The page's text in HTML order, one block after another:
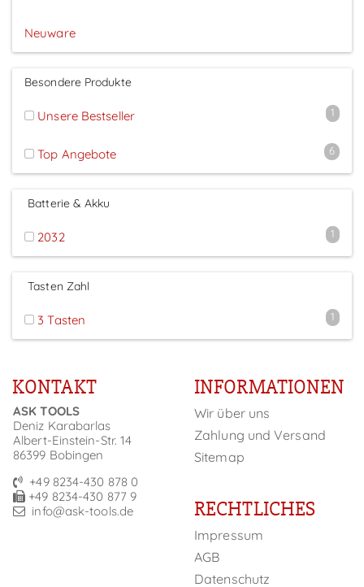
Neuware
Besondere Produkte
1
Unsere Bestseller
6
Top Angebote
Batterie & Akku
1
2032
Tasten Zahl
1
3 Tasten
KONTAKT
ASK TOOLS
Deniz Karabarlas
Albert-Einstein-Str. 14
86399 Bobingen
+49 8234-430 878 0
+49 8234-430 877 9
info@ask-tools.de
INFORMATIONEN
Wir über uns
Zahlung und Versand
Sitemap
RECHTLICHES
Impressum
AGB
Datenschutz